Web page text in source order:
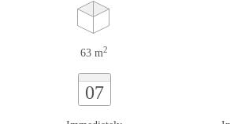
63 m2
07